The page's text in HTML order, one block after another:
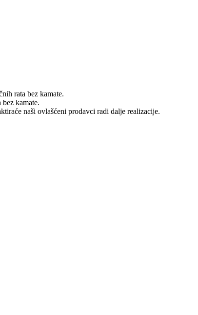
rata bez kamate.
kamate.
naši ovlašćeni prodavci radi dalje realizacije.